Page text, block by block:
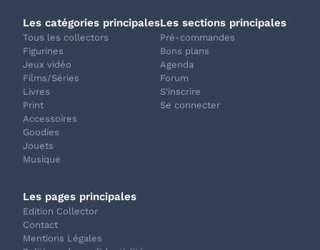
Les catégories principales
Tous les collectors
Figurines
Jeux vidéo
Films/Séries
Livres
Print
Accessoires
Goodies
Jouets
Musique
Les sections principales
Pré-commandes
Bons plans
Agenda
Forum
S'inscrire
Se connecter
Les pages principales
Edition Collector
Contact
Mentions Légales